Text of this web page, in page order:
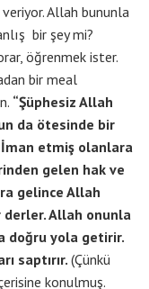
Allah bununla
bir şey mi?
öğrenmek ister.
bir meal
“Şüphesiz Allah
da ötesinde bir
etmiş olanlara
gelen hak ve
gelince Allah
Allah onunla
doğru yola getirir.
saptırır. (Çünkü
konulmuş.